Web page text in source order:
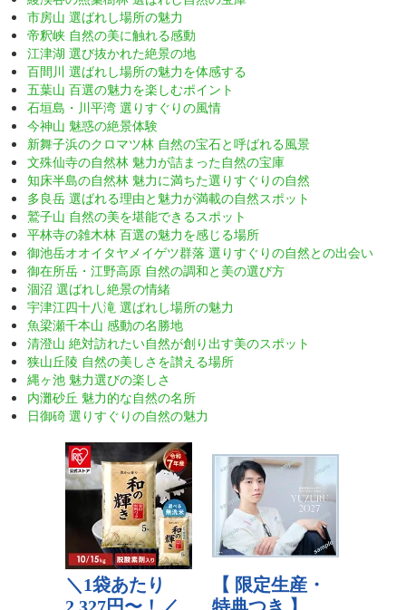
市房山 選ばれし場所の魅力
帝釈峡 自然の美に触れる感動
江津湖 選び抜かれた絶景の地
百間川 選ばれし場所の魅力を体感する
五葉山 百選の魅力を楽しむポイント
石垣島・川平湾 選りすぐりの風情
今神山 魅惑の絶景体験
新舞子浜のクロマツ林 自然の宝石と呼ばれる風景
文殊仙寺の自然林 魅力が詰まった自然の宝庫
知床半島の自然林 魅力に満ちた選りすぐりの自然
多良岳 選ばれる理由と魅力が満載の自然スポット
鷲子山 自然の美を堪能できるスポット
平林寺の雑木林 百選の魅力を感じる場所
御池岳オオイタヤメイゲツ群落 選りすぐりの自然との出会い
御在所岳・江野高原 自然の調和と美の選び方
涸沼 選ばれし絶景の情緒
宇津江四十八滝 選ばれし場所の魅力
魚梁瀬千本山 感動の名勝地
清澄山 絶対訪れたい自然が創り出す美のスポット
狭山丘陵 自然の美しさを讃える場所
縄ヶ池 魅力選びの楽しさ
内灘砂丘 魅力的な自然の名所
日御碕 選りすぐりの自然の魅力